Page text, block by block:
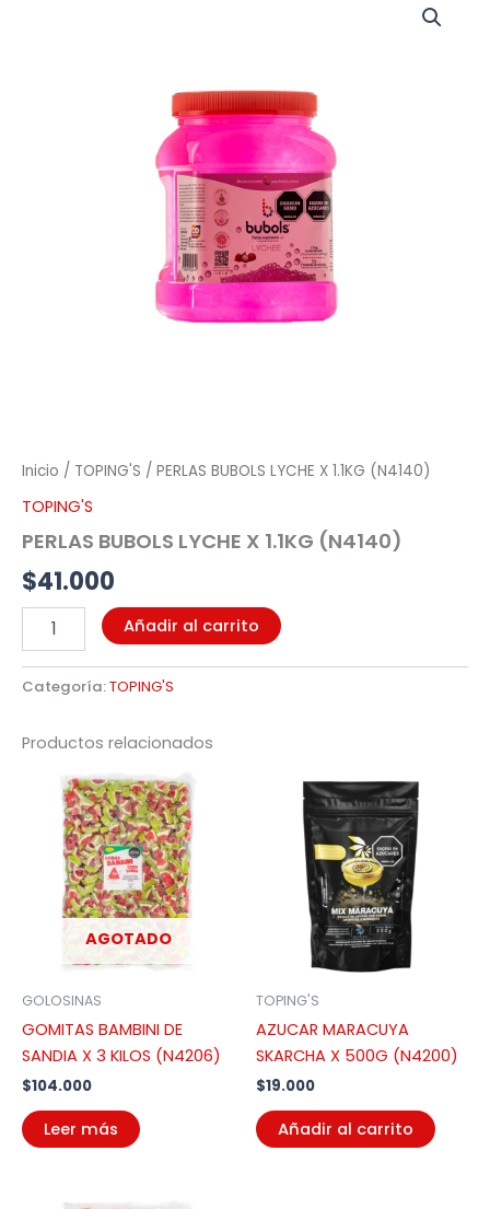
Inicio / TOPING'S / PERLAS BUBOLS LYCHE X 1.1KG (N4140)
TOPING'S
PERLAS BUBOLS LYCHE X 1.1KG (N4140)
$41.000
Añadir al carrito
Categoría:TOPING'S
Productos relacionados
AGOTADO
GOLOSINAS
GOMITAS BAMBINI DE
SANDIA X 3 KILOS (N4206)
$104.000
Leer más
TOPING'S
AZUCAR MARACUYA
SKARCHA X 500G (N4200)
$19.000
Añadir al carrito